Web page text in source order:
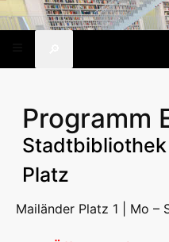
Programm
Platz
Mailänder Platz 1 | Mo –